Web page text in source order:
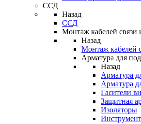
ССД
Назад
ССД
Монтаж кабелей связи
Назад
Монтаж кабелей
Арматура для
Назад
Арматура
Арматура
Гасители
Защитная
Изоляторы